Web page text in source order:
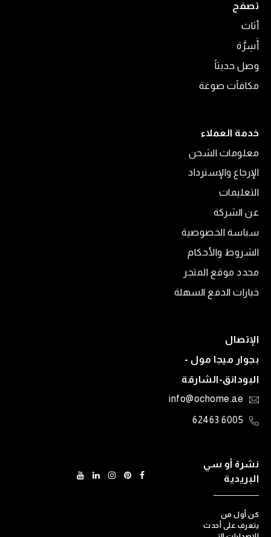
تصفح
أثاث
أَسِرَّة
وصل حديثاً
مكافآت صوغة
خدمة العملاء
معلومات الشحن
الإرجاع والإسترداد
التعليمات
عن الشركة
سياسة الخصوصية
الشروط والأحكام
محدد موقع المتجر
خيارات الدفع السهلة
الإتصال
بجوار ميجا مول -
البودانق-الشارقة
info@ochome.ae
6005 62463
نشرة أو سي
البريدية
كن أول من
يتعرف على أحدث